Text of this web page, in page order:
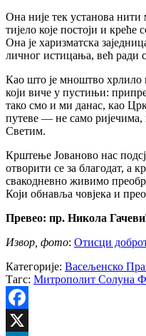
Она није тек установа
тијело које постоји и
Она је харизматска
личног истицања, већ ради
Као што је мноштво хрлило
који виче у пустињи:
тако смо и ми данас, као
путеве — не само
Светим.
Крштење Јованово нас
отворити се за благодат, а
свакодневно живимо
Који обнавља човјека и
Превео: пр. Никола
Извор, фото: Отисци
Категорије: Васељенско
Тагс: Митрополит Солуна
Facebook